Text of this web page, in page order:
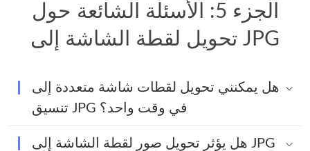
الجزء 5: الأسئلة الشائعة حول
تحويل لقطة الشاشة إلى JPG
هل يمكنني تحويل لقطات شاشة متعددة إلى
تنسيق JPG في وقت واحد؟
هل يؤثر تحويل صور لقطة الشاشة إلى JPG